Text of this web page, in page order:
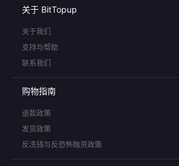
关于 BitTopup
关于我们
支持与帮助
联系我们
购物指南
退款政策
发货政策
反洗钱与反恐怖融资政策